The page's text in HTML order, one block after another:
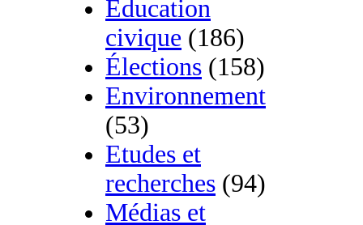
Education
civique (186)
Élections (158)
Environnement
(53)
Etudes et
recherches (94)
Médias et